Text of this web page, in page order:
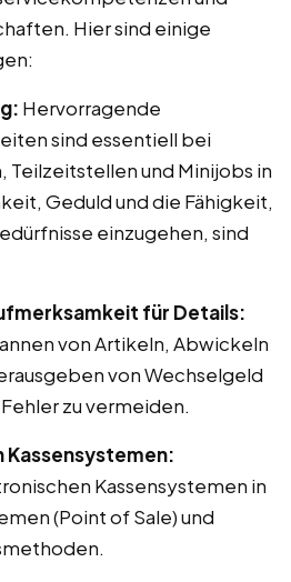
Hier sind einige
Hervorragende
sind essentiell bei
Teilzeitstellen und Minijobs in
Geduld und die Fähigkeit,
einzugehen, sind
für Details:
von Artikeln, Abwickeln
von Wechselgeld
zu vermeiden.
Kassensystemen:
Kassensystemen in
(Point of Sale) und